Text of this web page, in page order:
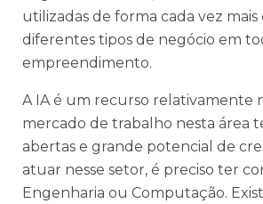
utilizadas de forma cada vez
diferentes tipos de negócio em
empreendimento.
A IA é um recurso relativamente
mercado de trabalho nesta área
abertas e grande potencial de
atuar nesse setor, é preciso ter
Engenharia ou Computação.